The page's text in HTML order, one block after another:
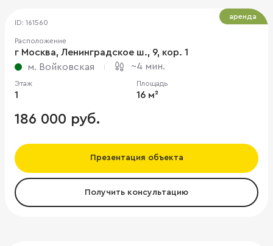
ID: 161560
Расположение
г Москва, Ленинградское ш., 9, кор. 1
м. Войковская
~4 мин.
Этаж
1
Площадь
16 м²
186 000 руб.
Презентация объекта
Получить консультацию
аренда